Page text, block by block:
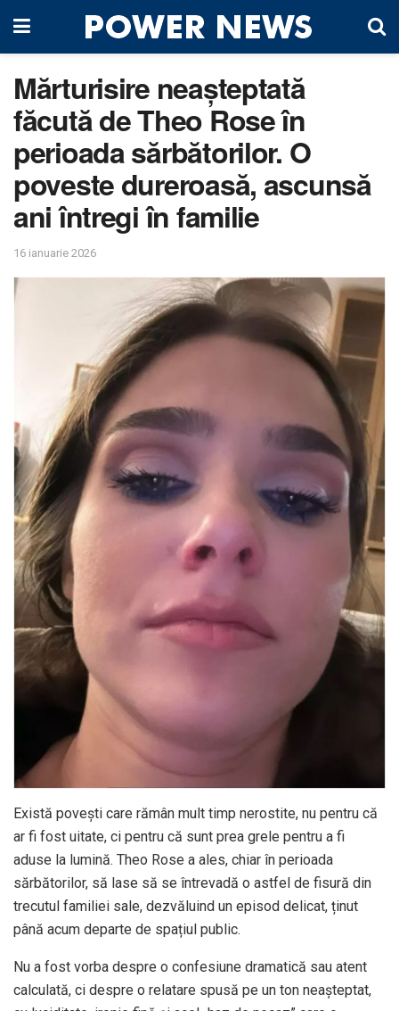
Mărturisire neașteptată
făcută de Theo Rose în
perioada sărbătorilor. O
poveste dureroasă, ascunsă
ani întregi în familie
16 ianuarie 2026
Există povești care rămân mult timp nerostite, nu pentru că
ar fi fost uitate, ci pentru că sunt prea grele pentru a fi
aduse la lumină. Theo Rose a ales, chiar în perioada
sărbătorilor, să lase să se întrevadă o astfel de fisură din
trecutul familiei sale, dezvăluind un episod delicat, ținut
până acum departe de spațiul public.
Nu a fost vorba despre o confesiune dramatică sau atent
calculată, ci despre o relatare spusă pe un ton neașteptat,